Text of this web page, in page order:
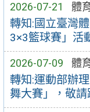
2026-07-21 體
轉知:國立臺灣
3×3籃球賽」活
2026-07-09 體
轉知:運動部辦
舞大賽」，敬